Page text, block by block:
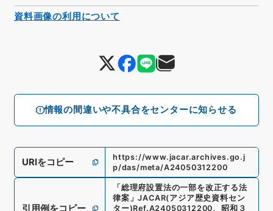
情報の間違いや不具合をセンターに知らせる
URIをコピー
https://www.jacar.archives.go.j
p/das/meta/A24050312200
引用例をコピー
「 総理府設置法の一部を改正する法
律案 」JACAR(アジア歴史資料セン
ター)Ref.A24050312200、 昭和３
資料画像の利用について